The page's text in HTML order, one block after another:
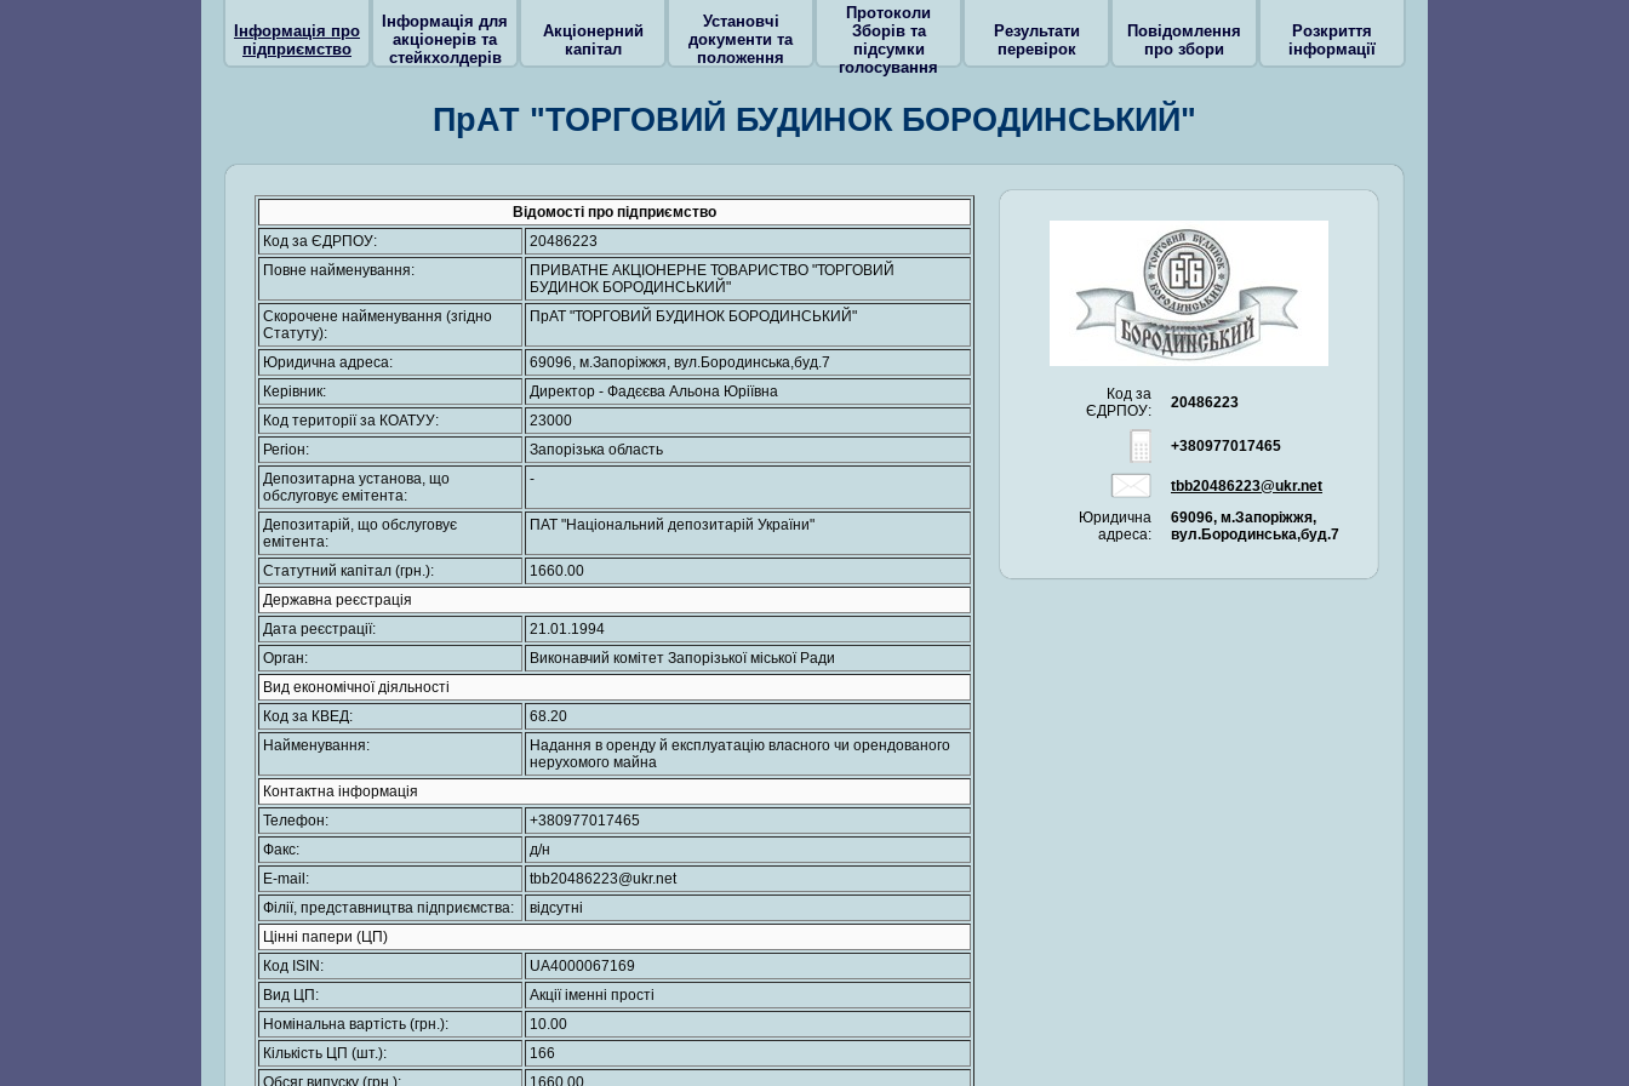
Інформація про
підприємство
Інформація для
акціонерів та
стейкхолдерів
Акціонерний
капітал
Установчі
документи та
положення
Протоколи
Зборів та
підсумки
голосування
Результати
перевірок
Повідомлення
про збори
Розкриття
інформації
ПрАТ "ТОРГОВИЙ БУДИНОК БОРОДИНСЬКИЙ"
Відомості про підприємство
Код за ЄДРПОУ:
20486223
Повне найменування:
ПРИВАТНЕ АКЦІОНЕРНЕ ТОВАРИСТВО "ТОРГОВИЙ
БУДИНОК БОРОДИНСЬКИЙ"
Скорочене найменування (згідно
Статуту):
ПрАТ "ТОРГОВИЙ БУДИНОК БОРОДИНСЬКИЙ"
Юридична адреса:
69096, м.Запоріжжя, вул.Бородинська,буд.7
Керівник:
Директор - Фадєєва Альона Юріївна
Код території за КОАТУУ:
23000
Регіон:
Запорізька область
Депозитарна установа, що
обслуговує емітента:
-
Депозитарій, що обслуговує
емітента:
ПАТ "Національний депозитарій України"
Статутний капітал (грн.):
1660.00
Державна реєстрація
Дата реєстрації:
21.01.1994
Орган:
Виконавчий комітет Запорізької міської Ради
Вид економічної діяльності
Код за КВЕД:
68.20
Найменування:
Надання в оренду й експлуатацію власного чи орендованого
нерухомого майна
Контактна інформація
Телефон:
+380977017465
Факс:
д/н
E-mail:
tbb20486223@ukr.net
Філії, представництва підприємства:
відсутні
Цінні папери (ЦП)
Код ISIN:
UA4000067169
Вид ЦП:
Акції іменні прості
Номінальна вартість (грн.):
10.00
Кількість ЦП (шт.):
166
Обсяг випуску (грн.):
1660.00
Код за
ЄДРПОУ:
20486223
+380977017465
tbb20486223@ukr.net
Юридична
адреса:
69096, м.Запоріжжя,
вул.Бородинська,буд.7